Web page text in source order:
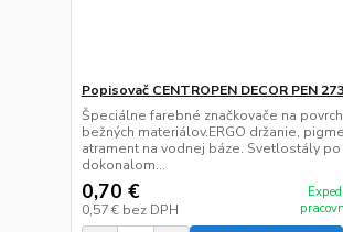
Popisovač CENTROPEN DECOR PEN
Špeciálne farebné značkovače na
bežných materiálov.ERGO držanie,
atrament na vodnej báze. Svetlostály po
dokonalom...
0,70 €
0,57 € bez DPH